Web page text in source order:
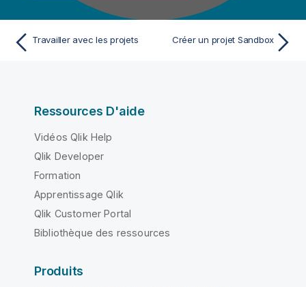
Travailler avec les projets Créer un projet Sandbox
Ressources D'aide
Vidéos Qlik Help
Qlik Developer
Formation
Apprentissage Qlik
Qlik Customer Portal
Bibliothèque des ressources
Produits